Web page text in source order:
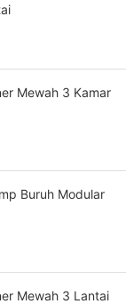
Mewah 3 Kamar
Buruh Modular
Mewah 3 Lantai